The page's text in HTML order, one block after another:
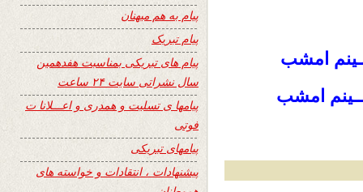
امشب
امشب
پیام به هم میهنان
پیام تبریک
پیام های تبریکی بمناسبت هفدهمین
سال نشراتی سایت ۲۴ ساعت
پیامها ی تسلیت و همدری و اعـــلانا ت
فوتی
پیامهای تبریکی
پیشنهادات ، انتقادات و خواسته های